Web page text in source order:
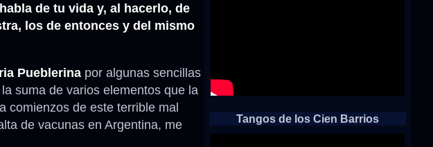
de tu vida y, al hacerlo, de
los de entonces y del mismo
Pueblerina por algunas sencillas
suma de varios elementos que la
comienzos de este terrible mal
de vacunas en Argentina, me
Tangos de los Cien Barrios